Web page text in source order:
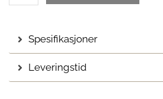
Spesifikasjoner
Leveringstid